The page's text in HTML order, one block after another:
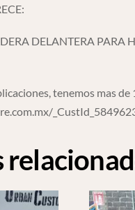
DELANTERA PARA
tenemos mas